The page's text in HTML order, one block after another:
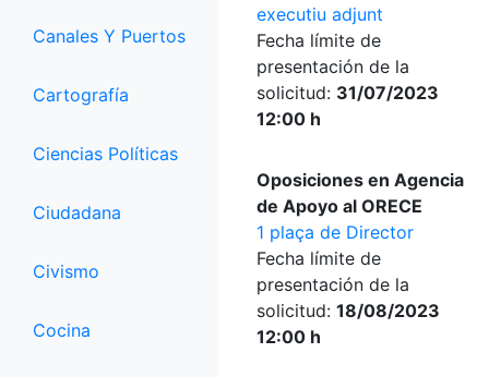
Canales Y Puertos
Cartografía
Ciencias Políticas
Ciudadana
Civismo
Cocina
executiu adjunt
Fecha límite de
presentación de la
solicitud: 31/07/2023
12:00 h
Oposiciones en Agencia
de Apoyo al ORECE
1 plaça de Director
Fecha límite de
presentación de la
solicitud: 18/08/2023
12:00 h